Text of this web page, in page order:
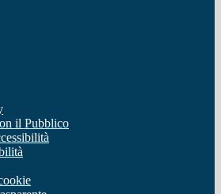
il Pubblico